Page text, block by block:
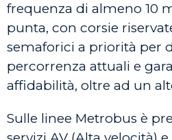
frequenza di almeno 10
punta, con corsie
semaforici a priorità per
percorrenza attuali e
affidabilità, oltre ad un
Sulle linee Metrobus è